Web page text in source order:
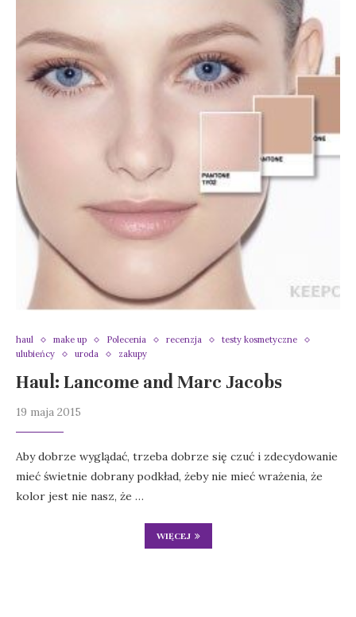
haul make up Polecenia recenzja
testy kosmetyczne
ulubieńcy
uroda zakupy
Haul: Lancome and Marc Jacobs
19 maja 2015
Aby dobrze wyglądać, trzeba dobrze się czuć i zdecydowanie
mieć świetnie dobrany podkład, żeby nie mieć wrażenia, że
kolor jest nie nasz, że …
WIĘCEJ